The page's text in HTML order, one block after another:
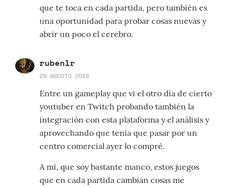
que te toca en cada partida, pero también es
una oportunidad para probar cosas nuevas y
abrir un poco el cerebro.
rubenlr
29 AGOSTO 2018
Entre un gameplay que vi el otro día de cierto
youtuber en Twitch probando también la
integración con esta plataforma y el análisis y
aprovechando que tenía que pasar por un
centro comercial ayer lo compré.
A mi, que soy bastante manco, estos juegos
que en cada partida cambian cosas me